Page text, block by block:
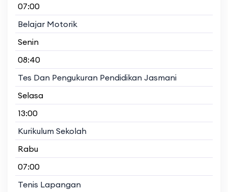
07:00
Belajar Motorik
Senin
08:40
Tes Dan Pengukuran Pendidikan Jasmani
Selasa
13:00
Kurikulum Sekolah
Rabu
07:00
Tenis Lapangan